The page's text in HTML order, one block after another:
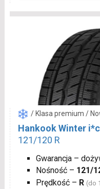
/ Klasa premium /
Hankook Winter
121/120 R
Gwarancja –
Nośność – 121/
Prędkość – R (do